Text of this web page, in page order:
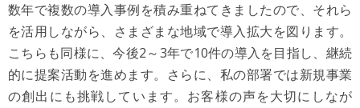
数年で複数の導入事例を積み重ねてきましたので、それら
を活用しながら、さまざまな地域で導入拡大を図ります。
こちらも同様に、今後2～3年で10件の導入を目指し、継続
的に提案活動を進めます。さらに、私の部署では新規事業
の創出にも挑戦しています。お客様の声を大切にしなが